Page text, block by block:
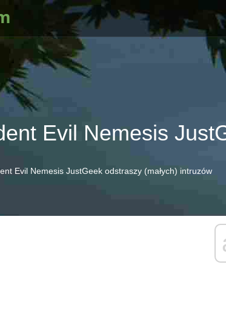
Evil Nemesis
Evil Nemesis JustGeek odstraszy (małych) intruzów